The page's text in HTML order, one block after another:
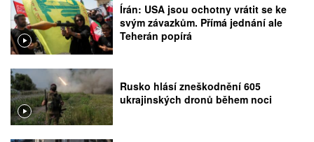
Írán: USA jsou ochotny vrátit se ke
svým závazkům. Přímá jednání ale
Teherán popírá
Rusko hlásí zneškodnění 605
ukrajinských dronů během noci